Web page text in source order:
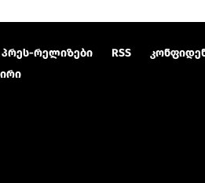
პრეს-რელიზები RSS